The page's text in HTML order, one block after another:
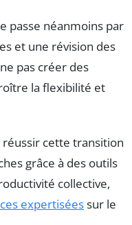
passe néanmoins par
et une révision des
pas créer des
la flexibilité et
cette transition
grâce à des outils
collective,
expertiséessur le